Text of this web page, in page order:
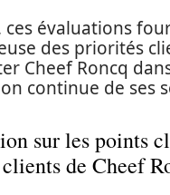
ces évaluations
des priorités
Cheef Roncq
continue de ses
sur les points
de Cheef